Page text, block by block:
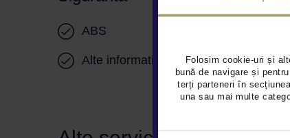
Folosim cookie-uri și
bună de navigare și
terți parteneri în secțiunea
una sau mai multe
ABS
Alte informatii